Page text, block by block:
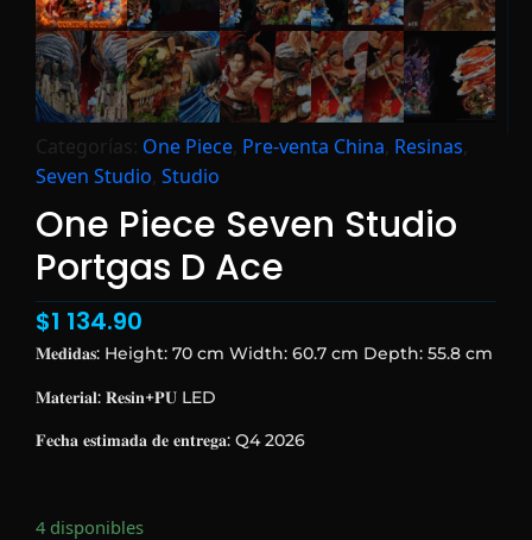
Categorías: One Piece Pre-venta China Resinas
Seven Studio Studio
One Piece Seven Studio
Portgas D Ace
$1 134.90
𝐌𝐞𝐝𝐢𝐝𝐚𝐬: Height: 70 cm Width: 60.7 cm Depth: 55.8 cm
𝐌𝐚𝐭𝐞𝐫𝐢𝐚𝐥: 𝐑𝐞𝐬𝐢𝐧+𝐏𝐔 LED
𝐅𝐞𝐜𝐡𝐚 𝐞𝐬𝐭𝐢𝐦𝐚𝐝𝐚 𝐝𝐞 𝐞𝐧𝐭𝐫𝐞𝐠𝐚: Q4 2026
4 disponibles